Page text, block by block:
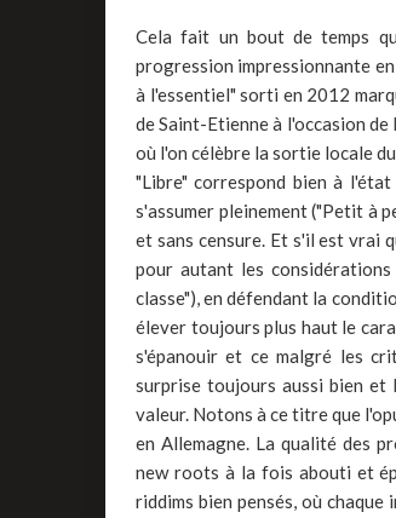
Cela fait un bout de temps
progression impressionnante
à l'essentiel" sorti en 2012
de Saint-Etienne à l'occasion
où l'on célèbre la sortie locale
"Libre" correspond bien à
s'assumer pleinement ("Petit à
et sans censure. Et s'il est vrai
pour autant les
classe"), en défendant la
élever toujours plus haut le
s'épanouir et ce malgré les
surprise toujours aussi bien et
valeur. Notons à ce titre que
en Allemagne. La qualité des
new roots à la fois abouti et
riddims bien pensés, où